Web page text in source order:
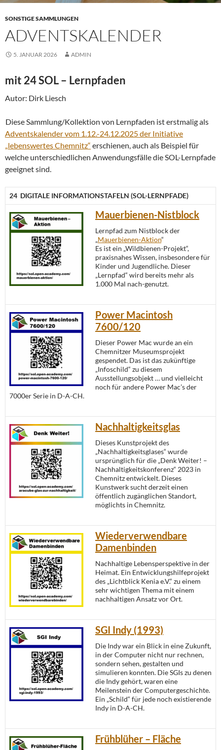
SONSTIGE SAMMLUNGEN
ADVENTSKALENDER
5. JANUAR 2026 ADMIN
mit 24 SOL – Lernpfaden
Autor: Dirk Liesch
Diese Sammlung/Kollektion von Lernpfaden ist erstmalig als
Adventskalender vom 1.12.-24.12.2025 der Initiative
„lebenswertes Chemnitz“ erschienen, auch als Beispiel für
welche unterschiedlichen Anwendungsfälle die SOL-Lernpfade
geeignet sind.
24 DIGITALE INFORMATIONSTAFELN (SOL-LERNPFADE)
Mauerbienen-Nistblock
Lernpfad zum Nistblock der
„Mauerbienen-Aktion“
Es ist ein „Wildbienen-Projekt“,
praxisnahes Wissen, insbesondere für
Kinder und Jugendliche. Dieser
„Lernpfad“ wird bereits mehr als
1.000 Mal nach-genutzt.
Power Macintosh
7600/120
Dieser Power Mac wurde an ein
Chemnitzer Museumsprojekt
gespendet. Das ist das zukünftige
„Infoschild“ zu diesem
Ausstellungsobjekt … und vielleicht
noch für andere Power Mac’s der
7000er Serie in D-A-CH.
Nachhaltigkeitsglas
Dieses Kunstprojekt des
„Nachhaltigkeitsglases“ wurde
ursprünglich für die „Denk Weiter! –
Nachhaltigkeitskonferenz“ 2023 in
Chemnitz entwickelt. Dieses
Kunstwerk sucht derzeit einen
öffentlich zugänglichen Standort,
möglichts in Chemnitz.
Wiederverwendbare
Damenbinden
Nachhaltige Lebensperspektive in der
Heimat. Ein Entwicklungshilfeprojekt
des „Lichtblick Kenia e.V.“ zu einem
sehr wichtigen Thema mit einem
nachhaltigen Ansatz vor Ort.
SGI Indy (1993)
Die Indy war ein Blick in eine Zukunft,
in der Computer nicht nur rechnen,
sondern sehen, gestalten und
simulieren konnten. Die SGIs zu denen
die Indy gehört, waren eine
Meilenstein der Computergeschichte.
Ein „Schild“ für jede noch existierende
Indy in D-A-CH.
Frühblüher – Fläche